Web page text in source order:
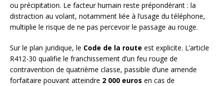
ou précipitation. Le facteur humain reste prépondérant : la
distraction au volant, notamment liée à l’usage du téléphone,
multiplie le risque de ne pas percevoir le passage au rouge.
Sur le plan juridique, le Code de la route est explicite. L’article
R412-30 qualifie le franchissement d’un feu rouge de
contravention de quatrième classe, passible d’une amende
forfaitaire pouvant atteindre 2 000 euros en cas de